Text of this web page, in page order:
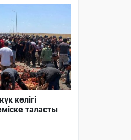
көлігі
таласты